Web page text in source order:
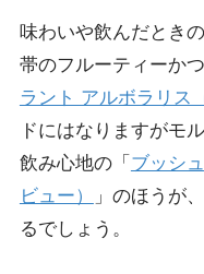
味わいや飲んだとき
帯のフルーティーか
ラント アルボラリス
ドにはなりますがモ
飲み心地の「 ブッシ
ビュー）
」のほうが
るでしょう。